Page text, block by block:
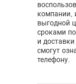
компании,
выгодной
сроками
и
смогут
телефону.